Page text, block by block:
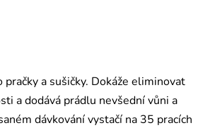
pračky a sušičky. Dokáže eliminovat
a dodává prádlu nevšední vůni a
dávkování vystačí na 35 pracích